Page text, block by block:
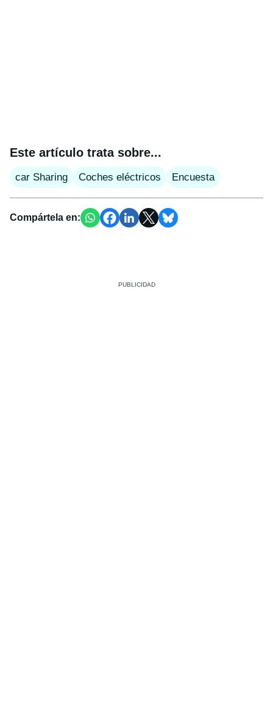
Este artículo trata sobre...
car Sharing Coches eléctricos Encuesta
Compártela en: